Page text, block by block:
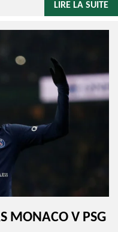
LIRE LA SUITE
MONACO V PSG